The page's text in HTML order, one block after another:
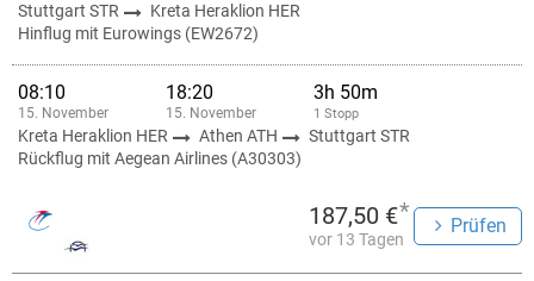
Stuttgart STR
Kreta Heraklion HER
Hinflug mit Eurowings (EW2672)
08:10
15. November
18:20
15. November
3h 50m
1 Stopp
Kreta Heraklion HER Athen ATH
Stuttgart STR
Rückflug mit Aegean Airlines (A30303)
187,50 €*
vor 13 Tagen
Prüfen